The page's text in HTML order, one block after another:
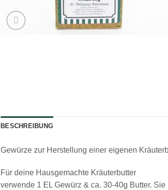
BESCHREIBUNG
Gewürze zur Herstellung einer eigenen
Für deine Hausgemachte Kräuterbutter
verwende 1 EL Gewürz & ca. 30-40g Butter. Sie